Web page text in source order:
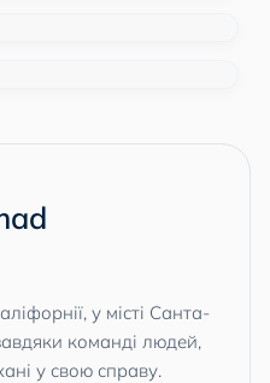
у місті Санта-
команді людей,
у свою справу.